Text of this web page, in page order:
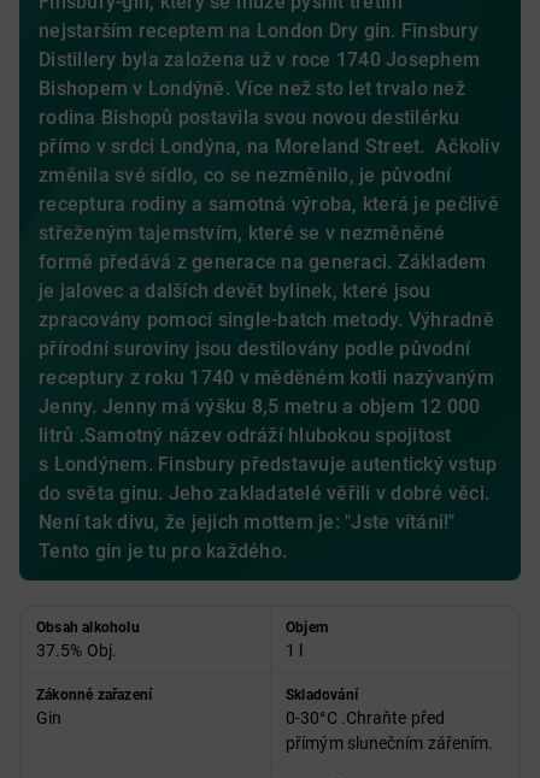
nejstarším receptem na London Dry gin. Finsbury
Distillery byla založena už v roce 1740 Josephem
Bishopem v Londýně. Více než sto let trvalo než
rodina Bishopů postavila svou novou destilérku
přímo v srdci Londýna, na Moreland Street. Ačkoliv
změnila své sídlo, co se nezměnilo, je původní
receptura rodiny a samotná výroba, která je pečlivě
střeženým tajemstvím, které se v nezměněné
formě předává z generace na generaci. Základem
je jalovec a dalších devět bylinek, které jsou
zpracovány pomocí single-batch metody. Výhradně
přírodní suroviny jsou destilovány podle původní
receptury z roku 1740 v měděném kotli nazývaným
Jenny. Jenny má výšku 8,5 metru a objem 12 000
litrů .Samotný název odráží hlubokou spojitost
s Londýnem. Finsbury představuje autentický vstup
do světa ginu. Jeho zakladatelé věřili v dobré věci.
Není tak divu, že jejich mottem je: "Jste vítáni!"
Tento gin je tu pro každého.
Obsah alkoholu
37.5% Obj.
Objem
1 l
Zákonné zařazení
Gin
Skladování
0-30°C .Chraňte před
přímým slunečním zářením.